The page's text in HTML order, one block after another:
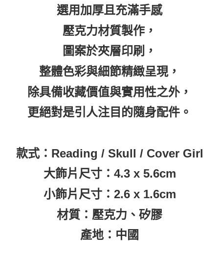
選用加厚且充滿手感
壓克力材質製作，
圖案於夾層印刷，
整體色彩與細節精緻呈現，
除具備收藏價值與實用性之外，
更絕對是引人注目的隨身配件。
款式：Reading / Skull / Cover Girl
大飾片尺寸：4.3 x 5.6cm
小飾片尺寸：2.6 x 1.6cm
材質：壓克力、矽膠
產地：中國